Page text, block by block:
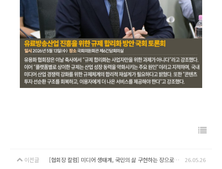
이전글 [협회장 칼럼] 미디어 생태계, 국민의 삶 구현하는 장으로 (5/22) 26.05.26